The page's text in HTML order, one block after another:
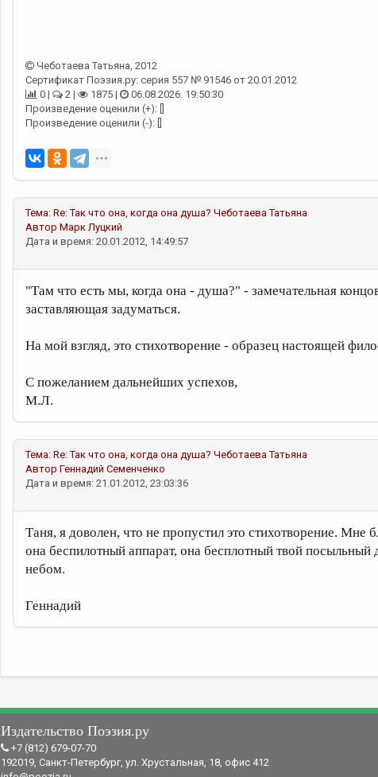
Чеботаева Татьяна, 2012
Сертификат Поэзия.ру: серия 557 № 91546 от 20.01.2012
0 |
2 | 1875 |
06.08.2026. 19:50:30
Произведение оценили (+): []
Произведение оценили (-): []
Тема: Re: Так что она, когда она душа? Чеботаева Татьяна
Автор Марк Луцкий
Дата и время: 20.01.2012, 14:49:57
"Там что есть мы, когда она - душа?" - замечательная
заставляющая задуматься.
На мой взгляд, это стихотворение - образец настоящей
С пожеланием дальнейших успехов,
М.Л.
Тема: Re: Так что она, когда она душа? Чеботаева Татьяна
Автор Геннадий Семенченко
Дата и время: 21.01.2012, 23:03:36
Таня, я доволен, что не пропустил это стихотворение. Мне
она беспилотный аппарат, она бесплотный твой посыльный
небом.
Геннадий
Издательство Поэзия.ру
+7 (812) 679-07-70
192019, Санкт-Петербург, ул. Хрустальная, 18, офис 412